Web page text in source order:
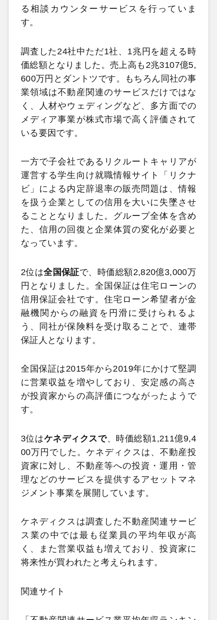
る相談カウンターサービスを行っていま
す。
調査した24社中ただ1社、1兆円を超える時
価総額となりました。売上高も2兆3107億5,
600万円とダントツです。もちろん同社の事
業領域は不動産関連のサービスだけではな
く、人材やウェディングなど、多方面での
メディア事業が株式市場で高く評価されて
いる要因です。
一方で子会社であるリクルートキャリアが
運営する学生向け就職情報サイト「リクナ
ビ」による内定辞退率の販売問題は、情報
を扱う企業としての信用を大いに失墜させ
ることとなりました。グループ全体を含め
た、信用の回復と企業体質の変化が必要と
なっています。
2位は全国保証で、時価総額2,820億3,000万
円となりました。全国保証は住宅ローンの
信用保証会社です。住宅ローン希望者が金
融機関からの融資を円滑に受けられるよ
う、同社が保険料を受け取ることで、連帯
保証人となります。
全国保証は2015年から2019年にかけて堅調
に営業収益を増やしており、安定感の高さ
が投資家からの高評価につながったようで
す。
3位はケネディクスで、時価総額1,211億9,4
00万円でした。ケネディクスは、不動産投
資家に対し、不動産等への投資・運用・管
理などのサービスを提供するアセットマネ
ジメント事業を展開しています。
ケネディクスは調査した不動産関連サービ
ス業の中では最も従業員の平均年収が高
く、また営業収益も増えており、投資家に
将来性が買われたと考えられます。
関連サイト